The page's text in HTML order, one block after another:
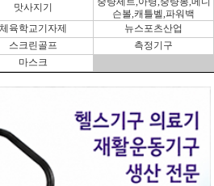
맛사지기
슨볼,캐틀벨,파워백
체육학교기자제
뉴스포츠산업
스크린골프
측정기구
마스크